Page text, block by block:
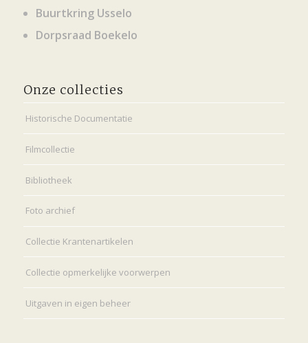
Buurtkring Usselo
Dorpsraad Boekelo
Onze collecties
Historische Documentatie
Filmcollectie
Bibliotheek
Foto archief
Collectie Krantenartikelen
Collectie opmerkelijke voorwerpen
Uitgaven in eigen beheer